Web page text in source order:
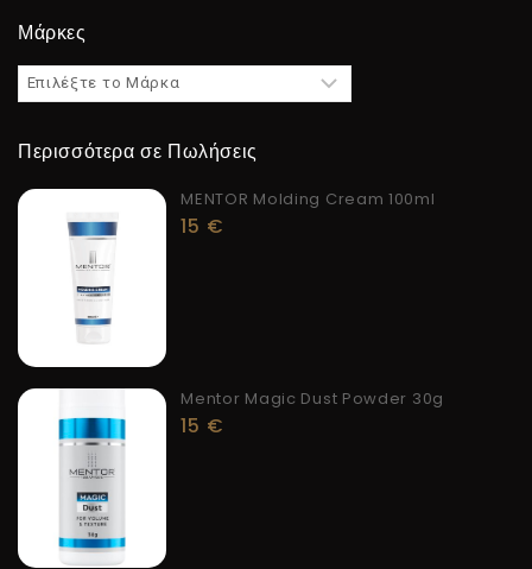
Μάρκες
Περισσότερα σε Πωλήσεις
MENTOR Molding Cream 100ml
15 €
Mentor Magic Dust Powder 30g
15 €